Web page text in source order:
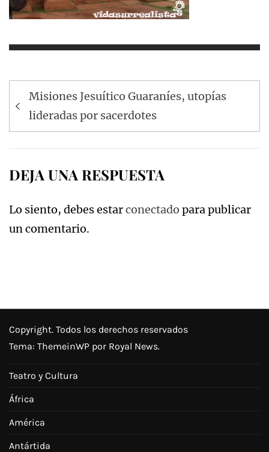
Navegación
de
entradas
Misiones Jesuítico Guaraníes, utopías
lideradas por sacerdotes
DEJA UNA RESPUESTA
Lo siento, debes estarconectado para publicar
un comentario.
Copyright. Todos los derechos reservados
Tema: ThemeinWP por Royal News.
Teatro y Cultura
África
América
Antártida